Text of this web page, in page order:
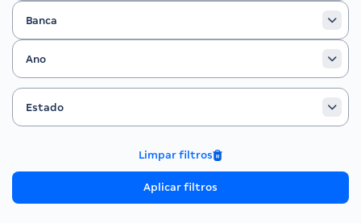
Banca
Banca
Ano
Ano
Filtrar por Estado
Estado
Estado
Limpar filtros
Aplicar filtros